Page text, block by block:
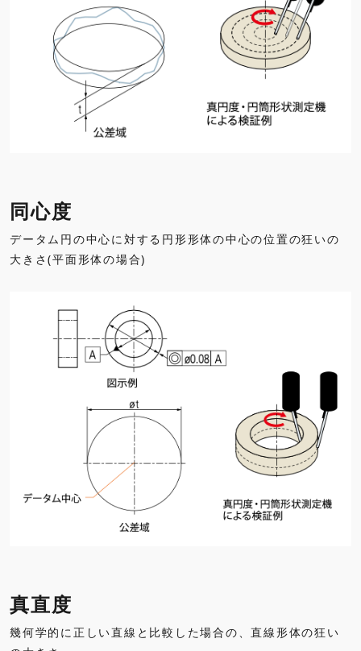
同心度
データム円の中心に対する円形形体の中心の位置の狂いの
大きさ(平面形体の場合)
真直度
幾何学的に正しい直線と比較した場合の、直線形体の狂い